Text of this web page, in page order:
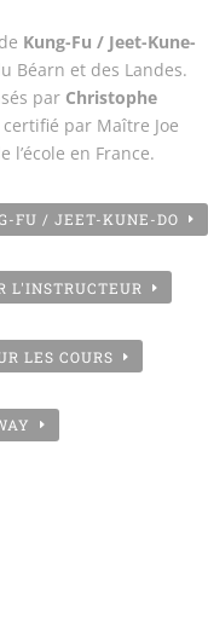
Kung-Fu / Jeet-Kune-
Béarn et des Landes.
par Christophe
par Maître Joe
l’école en France.
FU / JEET-KUNE-DO
L'INSTRUCTEUR
LES COURS